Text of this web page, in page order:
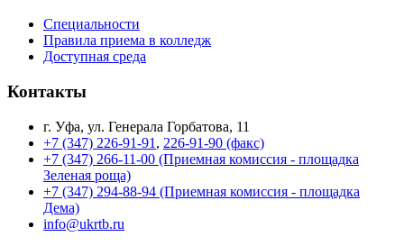
Специальности
Правила приема в колледж
Доступная среда
Контакты
г. Уфа, ул. Генерала Горбатова, 11
+7 (347) 226-91-91 , 226-91-90 (факс)
+7 (347) 266-11-00 (Приемная комиссия - площадка
Зеленая роща)
+7 (347) 294-88-94 (Приемная комиссия - площадка
Дема)
info@ukrtb.ru